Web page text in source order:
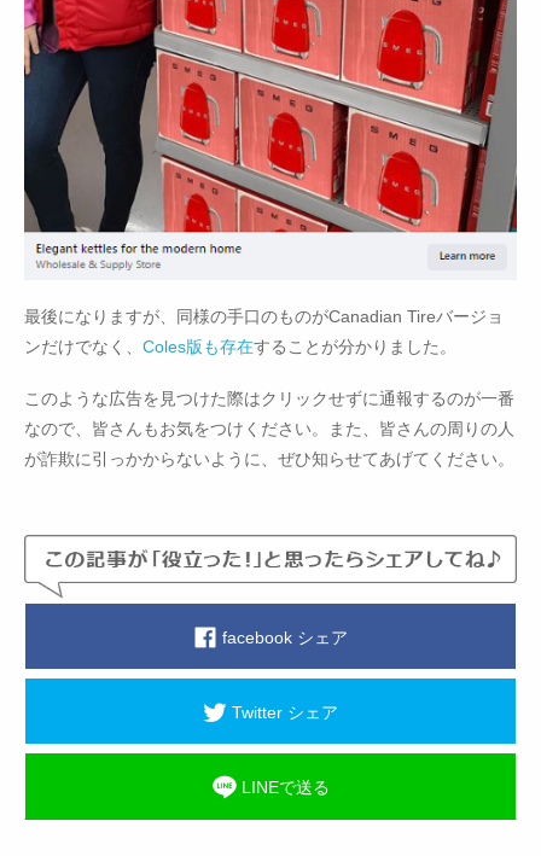
最後になりますが、同様の手口のものがCanadian Tireバージョ
ンだけでなく、 Coles版も存在することが分かりました。
このような広告を見つけた際はクリックせずに通報するのが一番
なので、皆さんもお気をつけください。また、皆さんの周りの人
が詐欺に引っかからないように、ぜひ知らせてあげてください。
facebook シェア
Twitter シェア
LINEで送る